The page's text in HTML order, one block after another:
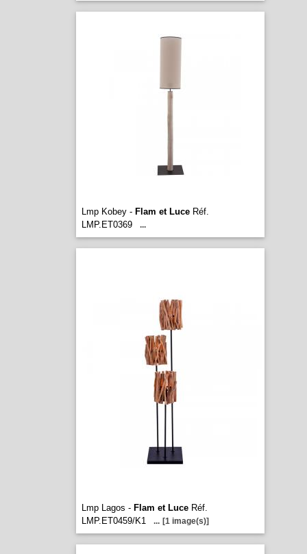
Lmp Kobey - Flam et LuceRéf.
LMP.ET0369
...
Lmp Lagos - Flam et LuceRéf.
LMP.ET0459/K1
... [1 image(s)]